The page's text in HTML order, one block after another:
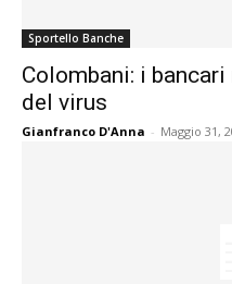
Sportello Banche
Colombani: i
del virus
Gianfranco D'Anna - Maggio 31,